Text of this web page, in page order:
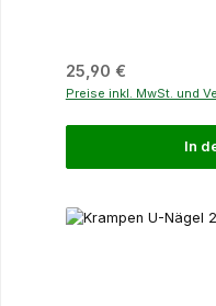
Regulärer Preis:
25,90 €
Preise inkl. MwSt. und
In